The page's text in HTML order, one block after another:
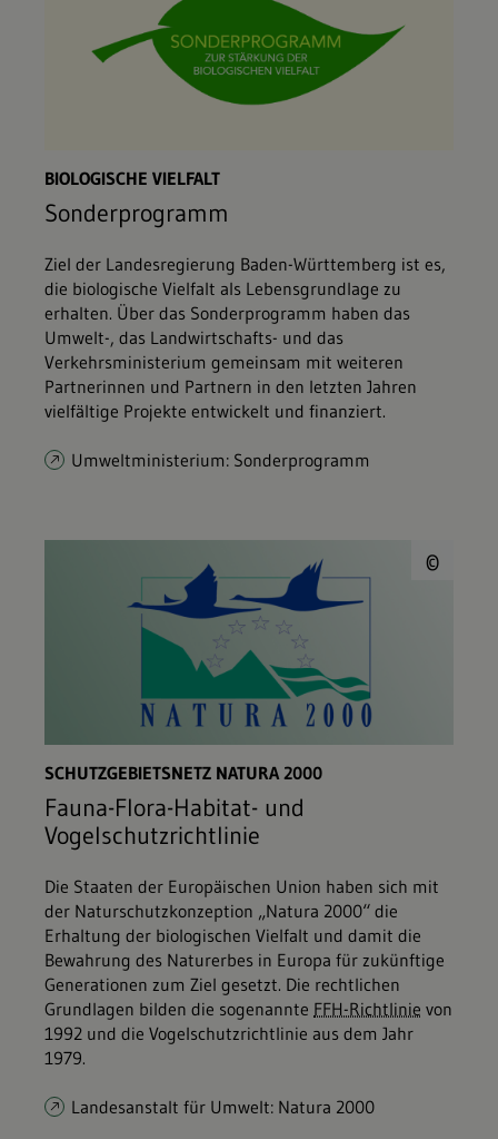
BIOLOGISCHE VIELFALT
Sonderprogramm
Ziel der Landesregierung Baden-Württemberg ist es,
die biologische Vielfalt als Lebensgrundlage zu
erhalten. Über das Sonderprogramm haben das
Umwelt-, das Landwirtschafts- und das
Verkehrsministerium gemeinsam mit weiteren
Partnerinnen und Partnern in den letzten Jahren
vielfältige Projekte entwickelt und finanziert.
Umweltministerium: Sonderprogramm
©
SCHUTZGEBIETSNETZ NATURA 2000
Fauna-Flora-Habitat- und
Vogelschutzrichtlinie
Die Staaten der Europäischen Union haben sich mit
der Naturschutzkonzeption „Natura 2000“ die
Erhaltung der biologischen Vielfalt und damit die
Bewahrung des Naturerbes in Europa für zukünftige
Generationen zum Ziel gesetzt. Die rechtlichen
Grundlagen bilden die sogenannte FFH-Richtlinie von
1992 und die Vogelschutzrichtlinie aus dem Jahr
1979.
Landesanstalt für Umwelt: Natura 2000